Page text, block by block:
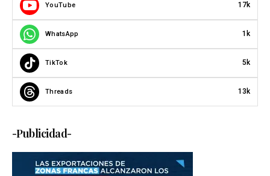
YouTube 17k
WhatsApp 1k
TikTok 5k
Threads 13k
-Publicidad-